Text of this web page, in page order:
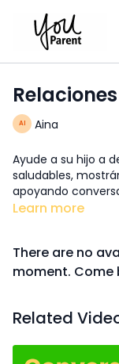
Aina
Ayude a su hijo a
saludables,
apoyando
medida que crece.
Learn more
There are no
moment. Come
Related